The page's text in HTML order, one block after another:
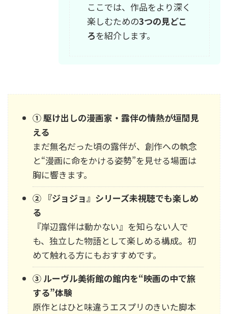
ここでは、作品をより深く
楽しむための3つの見どこ
ろを紹介します。
① 駆け出しの漫画家・露伴の情熱が垣間見
える
まだ無名だった頃の露伴が、創作への執念
と“漫画に命をかける姿勢”を見せる場面は
胸に響きます。
② 『ジョジョ』シリーズ未視聴でも楽しめ
る
『岸辺露伴は動かない』を知らない人で
も、独立した物語として楽しめる構成。初
めて触れる方にもおすすめです。
③ ルーヴル美術館の館内を“映画の中で旅
する”体験
原作とはひと味違うエスプリのきいた脚本